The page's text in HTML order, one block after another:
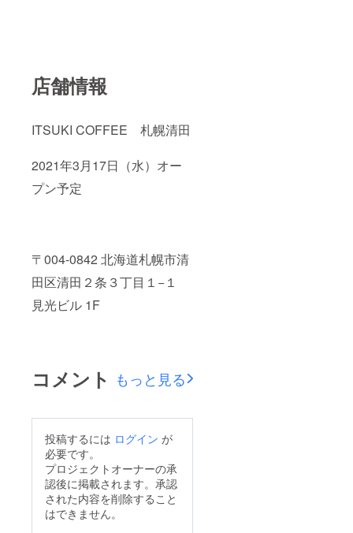
店舗情報
ITSUKI COFFEE 札幌清田
2021年3月17日（水）オー
プン予定
〒004-0842 北海道札幌市清
田区清田２条３丁目１−１
見光ビル 1F
コメント もっと見る
投稿するには ログイン が
必要です。
プロジェクトオーナーの承
認後に掲載されます。承認
された内容を削除すること
はできません。